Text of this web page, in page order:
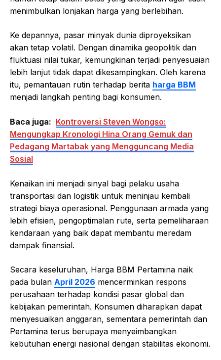
menimbulkan lonjakan harga yang berlebihan.
Ke depannya, pasar minyak dunia diproyeksikan
akan tetap volatil. Dengan dinamika geopolitik dan
fluktuasi nilai tukar, kemungkinan terjadi penyesuaian
lebih lanjut tidak dapat dikesampingkan. Oleh karena
itu, pemantauan rutin terhadap berita harga BBM
menjadi langkah penting bagi konsumen.
Baca juga: Kontroversi Steven Wongso:
Mengungkap Kronologi Hina Orang Gemuk dan
Pedagang Martabak yang Mengguncang Media
Sosial
Kenaikan ini menjadi sinyal bagi pelaku usaha
transportasi dan logistik untuk meninjau kembali
strategi biaya operasional. Penggunaan armada yang
lebih efisien, pengoptimalan rute, serta pemeliharaan
kendaraan yang baik dapat membantu meredam
dampak finansial.
Secara keseluruhan, Harga BBM Pertamina naik
pada bulan April 2026 mencerminkan respons
perusahaan terhadap kondisi pasar global dan
kebijakan pemerintah. Konsumen diharapkan dapat
menyesuaikan anggaran, sementara pemerintah dan
Pertamina terus berupaya menyeimbangkan
kebutuhan energi nasional dengan stabilitas ekonomi.